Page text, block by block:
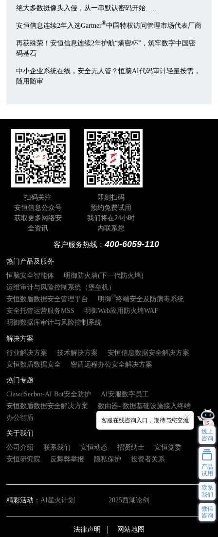
绝大多数摄像头入侵，从一串默认密码开始……
安恒信息连续2年入选Gartner®中国特权访问管理市场代表厂商
再获殊荣！安恒信息连续2年护航“熵密杯”，筑牢数字中国密
码基石
中小企业系统在线，安全无人管？恒脑AI代码审计轻量按需，
随用随审
扫码关注
安恒信息公众号
获取更多网络安
全资讯
即刻扫码
预约免费试用
我们将在24小时
内联系您
客户服务热线：400-6059-110
热门产品及服务
恒脑安全智能体
明御防火墙(下一代防火墙)
运维审计与风险控制系统（堡垒机）
安恒数盾数据安全管理平台
明御®终端安全及防病毒系统
安全托管运营服务MSS
明御Web应用防火墙WAF
明御数据库审计与风险控制系统
解决方案
行业解决方案
技术解决方案
安恒信息数据安全解决方案
安恒数盾数据安全
密盾远程办公安全解决方案
热门专题
ClawdSecbot-AI Bot安全防护
AI安服数字员工
安恒数盾数据安全解决方案
数由器- 数据基础设施接入终端
办公智盾
关于我们
公司介绍
联系我们 安恒动态 招贤纳士
安恒党委
安恒研究院
反舞弊举报 隐私保护 投资者关系
精彩活动： AI星火计划 2025西湖论剑
法律声明 网站地图
客服在线咨询入口，期待与您交流
线上
咨询
产品
试用
联系
我们
微信
咨询